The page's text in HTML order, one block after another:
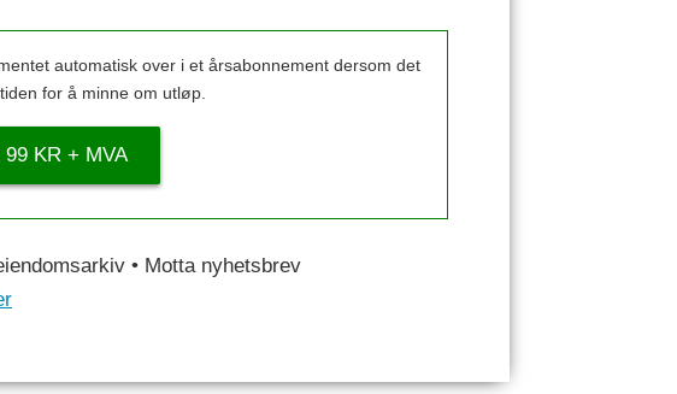
automatisk over i et årsabonnement dersom det
for å minne om utløp.
KR + MVA
• Motta nyhetsbrev